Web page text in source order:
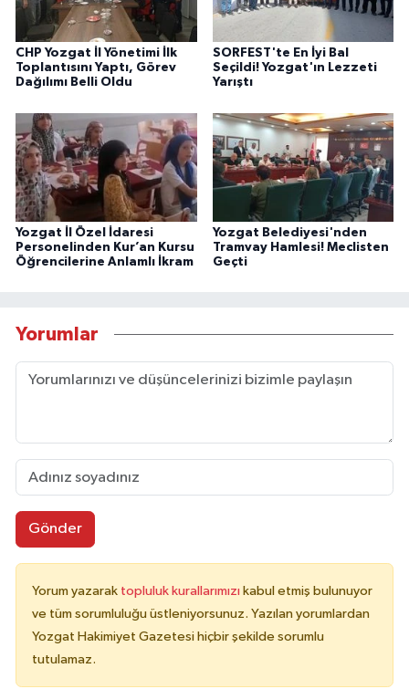
CHP Yozgat İl Yönetimi İlk
Toplantısını Yaptı, Görev
Dağılımı Belli Oldu
SORFEST'te En İyi Bal
Seçildi! Yozgat'ın Lezzeti
Yarıştı
Yozgat İl Özel İdaresi
Personelinden Kur’an Kursu
Öğrencilerine Anlamlı İkram
Yozgat Belediyesi'nden
Tramvay Hamlesi! Meclisten
Geçti
Yorumlar
Gönder
Yorum yazarak topluluk kurallarımızı kabul etmiş bulunuyor
ve tüm sorumluluğu üstleniyorsunuz. Yazılan yorumlardan
Yozgat Hakimiyet Gazetesi hiçbir şekilde sorumlu
tutulamaz.